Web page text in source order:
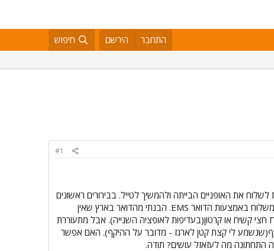
התחבר הירשם חיפוש
#1
את האופניים הבייתה ולהמשיך לטייל. בבירורים ראשונים
עם חברות כמו UPS וFEDEX מגיעים למחירים לא סבירים של 1000$ וצפונה. האופציה היחידה שנשארה היא משלוח באמצעות הדואר EMS. הבנתי מהדואר בארץ שאין
קשיח או קרטון(בעדיפות לאופציה השנייה). אבל מתעוררת
המידות של האריזה הגדולה ביותר שמאפשר הדואר האוסטרלי לשלוח הוא 105 אורך על 140 היקף(שנשמע לי קצת קטן לארגז - מדובר על ההיקף). האם אפשר
התחתונה מה לעזאזל עושים? תודה.